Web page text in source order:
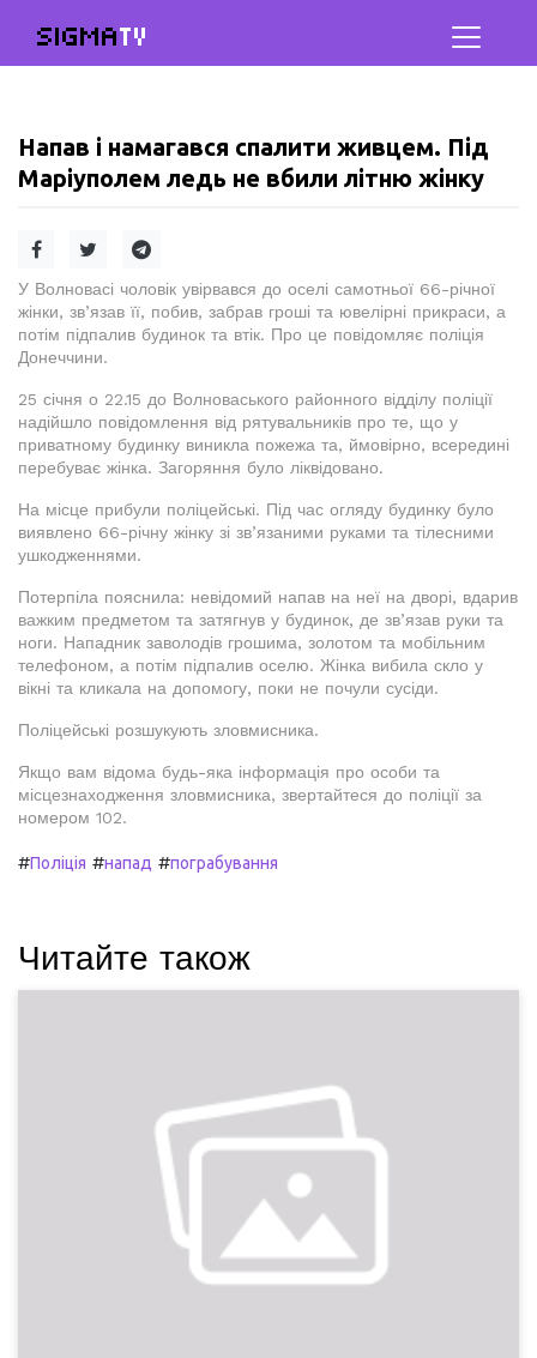
SIGMATV
Напав і намагався спалити живцем. Під
Маріуполем ледь не вбили літню жінку
У Волновасі чоловік увірвався до оселі самотньої 66-річної
жінки, зв’язав її, побив, забрав гроші та ювелірні прикраси, а
потім підпалив будинок та втік. Про це повідомляє поліція
Донеччини.
25 січня о 22.15 до Волноваського районного відділу поліції
надійшло повідомлення від рятувальників про те, що у
приватному будинку виникла пожежа та, ймовірно, всередині
перебуває жінка. Загоряння було ліквідовано.
На місце прибули поліцейські. Під час огляду будинку було
виявлено 66-річну жінку зі зв’язаними руками та тілесними
ушкодженнями.
Потерпіла пояснила: невідомий напав на неї на дворі, вдарив
важким предметом та затягнув у будинок, де зв’язав руки та
ноги. Нападник заволодів грошима, золотом та мобільним
телефоном, а потім підпалив оселю. Жінка вибила скло у
вікні та кликала на допомогу, поки не почули сусіди.
Поліцейські розшукують зловмисника.
Якщо вам відома будь-яка інформація про особи та
місцезнаходження зловмисника, звертайтеся до поліції за
номером 102.
#Поліція #напад #пограбування
Читайте також